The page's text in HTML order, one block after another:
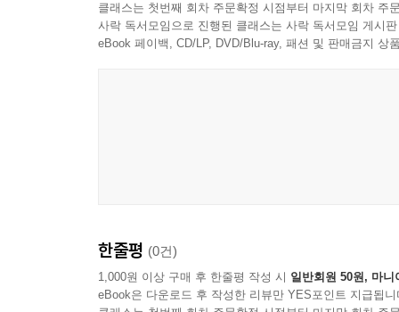
클래스는 첫번째 회차 주문확정 시점부터 마지막 회차 주
사락 독서모임으로 진행된 클래스는 사락 독서모임 게시
eBook 페이백, CD/LP, DVD/Blu-ray, 패션 및 판매금지 상
한줄평 (0건)
1,000원 이상 구매 후 한줄평 작성 시 일반회원 50원, 마니
eBook은 다운로드 후 작성한 리뷰만 YES포인트 지급됩니